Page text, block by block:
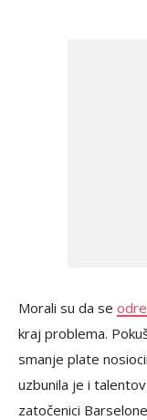
Morali su da se
kraj problema.
smanje plate
uzbunila je i
zatočenici